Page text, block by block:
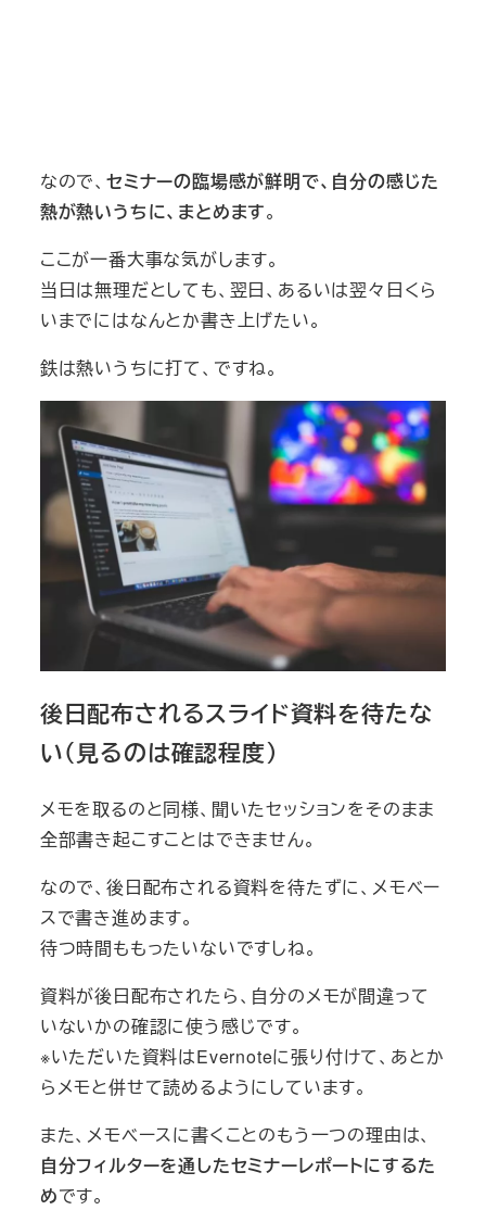
なので、 セミナーの臨場感が鮮明で、自分の感じた
熱が熱いうちに、まとめます。
ここが一番大事な気がします。
当日は無理だとしても、翌日、あるいは翌々日くら
いまでにはなんとか書き上げたい。
鉄は熱いうちに打て、ですね。
後日配布されるスライド資料を待たな
い（見るのは確認程度）
メモを取るのと同様、聞いたセッションをそのまま
全部書き起こすことはできません。
なので、後日配布される資料を待たずに、メモベー
スで書き進めます。
待つ時間ももったいないですしね。
資料が後日配布されたら、自分のメモが間違って
いないかの確認に使う感じです。
※いただいた資料はEvernoteに張り付けて、あとか
らメモと併せて読めるようにしています。
また、メモベースに書くことのもう一つの理由は、
自分フィルターを通したセミナーレポートにするた
めです。